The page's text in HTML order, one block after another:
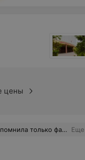
цены
на своем месте!!! Проводила холтеровское мониторирование в ЦГБ! Еще